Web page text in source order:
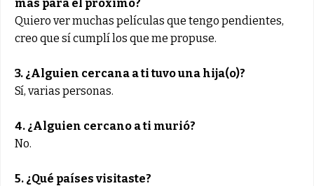
más para el próximo?
Quiero ver muchas películas que tengo pendientes,
creo que sí cumplí los que me propuse.
3. ¿Alguien cercana a ti tuvo una hija(o)?
Sí, varias personas.
4. ¿Alguien cercano a ti murió?
No.
5. ¿Qué países visitaste?